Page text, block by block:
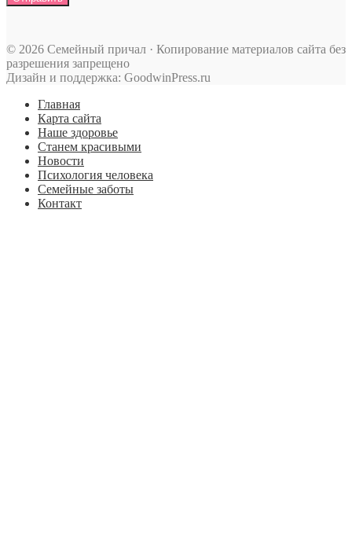
© 2026 Семейный причал · Копирование материалов сайта без
разрешения запрещено
Дизайн и поддержка: GoodwinPress.ru
Главная
Карта сайта
Наше здоровье
Станем красивыми
Новости
Психология человека
Семейные заботы
Контакт